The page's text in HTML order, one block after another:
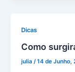
Dicas
Como
julia /14 de Junho,